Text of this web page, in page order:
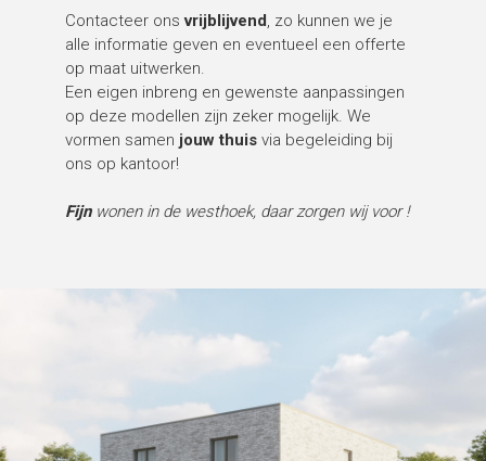
Contacteer ons vrijblijvend , zo kunnen we je
alle informatie geven en eventueel een offerte
op maat uitwerken.
Een eigen inbreng en gewenste aanpassingen
op deze modellen zijn zeker mogelijk. We
vormen samen jouw thuis via begeleiding bij
ons op kantoor!
Fijnwonen in de westhoek, daar zorgen wij voor !